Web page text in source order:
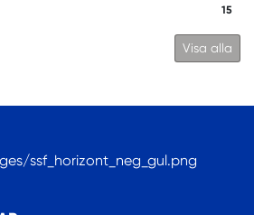
15
Visa alla